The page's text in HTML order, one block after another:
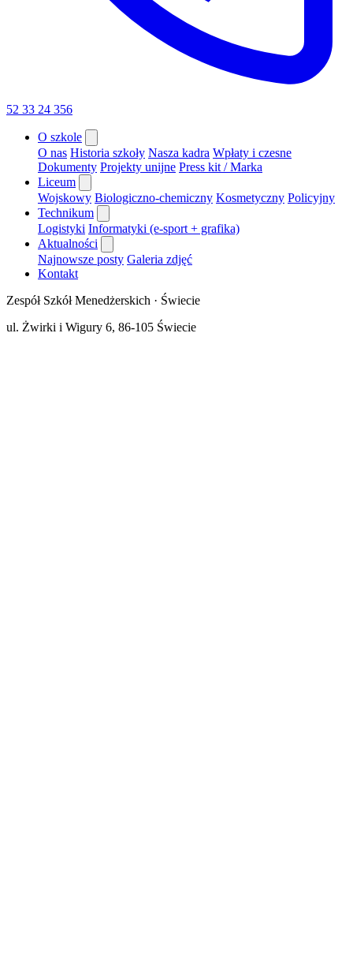
52 33 24 356
O szkole
O nas Historia szkoły Nasza kadra Wpłaty i czesne
Dokumenty Projekty unijne Press kit / Marka
Liceum
Wojskowy Biologiczno-chemiczny Kosmetyczny Policyjny
Technikum
Logistyki Informatyki (e-sport + grafika)
Aktualności
Najnowsze posty Galeria zdjęć
Kontakt
Zespół Szkół Menedżerskich · Świecie
ul. Żwirki i Wigury 6, 86-105 Świecie